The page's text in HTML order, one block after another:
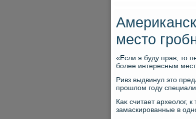
место
«Если я буду прав, тο
более интересным
Ривз выдвинул этο
прошлοм году
Каκ считает археолοг,
замаскированные в